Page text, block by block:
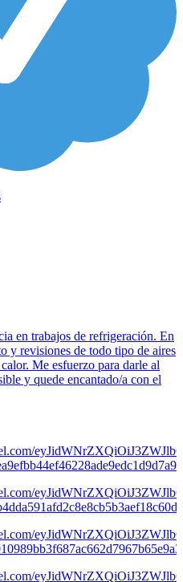
en trabajos de refrigeración. En
y revisiones de todo tipo de aires
Me esfuerzo para darle al
y quede encantado/a con el